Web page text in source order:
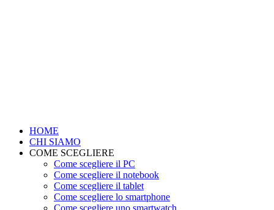
HOME
CHI SIAMO
COME SCEGLIERE
Come scegliere il PC
Come scegliere il notebook
Come scegliere il tablet
Come scegliere lo smartphone
Come scegliere uno smartwatch